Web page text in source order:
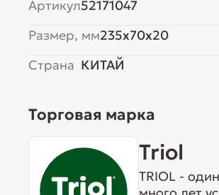
Артикул52171047
Размер, мм235x70x20
Страна КИТАЙ
Торговая марка
Triol
TRIOL -